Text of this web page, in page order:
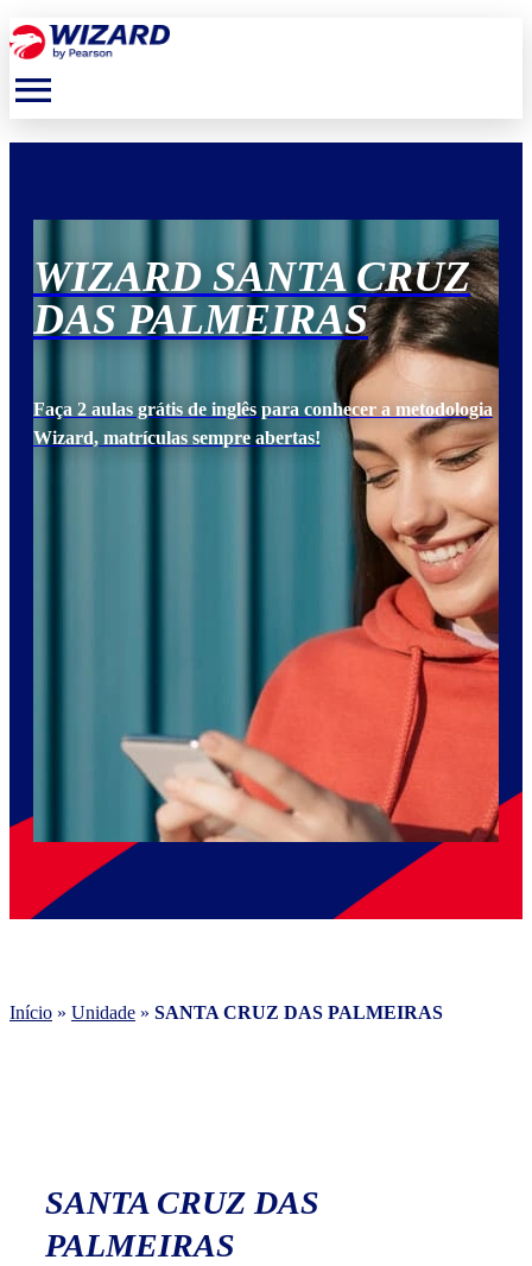
menu
WIZARD SANTA CRUZ
DAS PALMEIRAS
Faça 2 aulas grátis de inglês para conhecer a metodologia
Wizard, matrículas sempre abertas!
Início » Unidade » SANTA CRUZ DAS PALMEIRAS
SANTA CRUZ DAS
PALMEIRAS